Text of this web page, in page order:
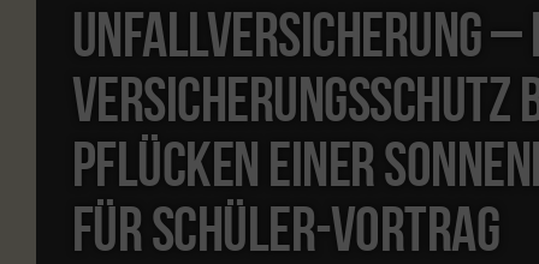
Unfallversicherung –
Versicherungsschutz
Pflücken einer
für Schüler-Vortrag